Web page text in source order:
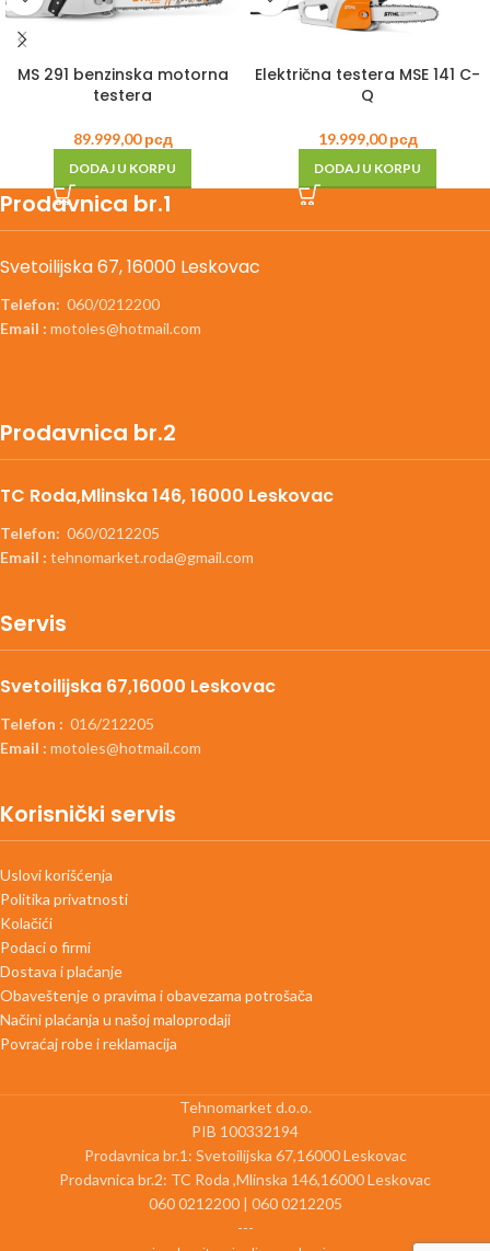
MS 291 benzinska motorna
testera
89.999,00рсд
DODAJ U KORPU
Električna testera MSE 141 C-
Q
19.999,00рсд
DODAJ U KORPU
Prodavnica br.1
Svetoilijska 67, 16000 Leskovac
Telefon: 060/0212200
Email : motoles@hotmail.com
Prodavnica br.2
TC Roda,Mlinska 146, 16000 Leskovac
Telefon: 060/0212205
Email : tehnomarket.roda@gmail.com
Servis
Svetoilijska 67,16000 Leskovac
Telefon : 016/212205
Email : motoles@hotmail.com
Korisnički servis
Uslovi korišćenja
Politika privatnosti
Kolačići
Podaci o firmi
Dostava i plaćanje
Obaveštenje o pravima i obavezama potrošača
Načini plaćanja u našoj maloprodaji
Povraćaj robe i reklamacija
Tehnomarket d.o.o.
PIB 100332194
Prodavnica br.1: Svetoilijska 67,16000 Leskovac
Prodavnica br.2: TC Roda ,Mlinska 146,16000 Leskovac
060 0212200 | 060 0212205
---